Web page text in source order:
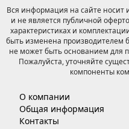
Вся информация на сайте носит
и не является публичной
характеристиках и
быть изменена производителем
не может быть основанием для
Пожалуйста, уточняйте
компоненты
О компании
Общая информация
Контакты